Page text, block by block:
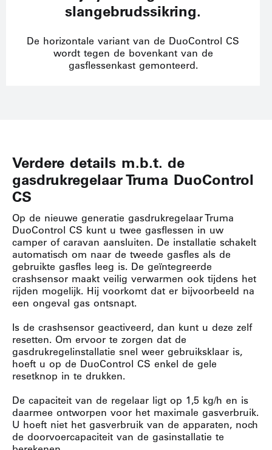
slangebrudssikring.
De horizontale variant van de DuoControl CS
wordt tegen de bovenkant van de
gasflessenkast gemonteerd.
Verdere details m.b.t. de
gasdrukregelaar Truma DuoControl
CS
Op de nieuwe generatie gasdrukregelaar Truma
DuoControl CS kunt u twee gasflessen in uw
camper of caravan aansluiten. De installatie schakelt
automatisch om naar de tweede gasfles als de
gebruikte gasfles leeg is. De geïntegreerde
crashsensor maakt veilig verwarmen ook tijdens het
rijden mogelijk. Hij voorkomt dat er bijvoorbeeld na
een ongeval gas ontsnapt.
Is de crashsensor geactiveerd, dan kunt u deze zelf
resetten. Om ervoor te zorgen dat de
gasdrukregelinstallatie snel weer gebruiksklaar is,
hoeft u op de DuoControl CS enkel de gele
resetknop in te drukken.
De capaciteit van de regelaar ligt op 1,5 kg/h en is
daarmee ontworpen voor het maximale gasverbruik.
U hoeft niet het gasverbruik van de apparaten, noch
de doorvoercapaciteit van de gasinstallatie te